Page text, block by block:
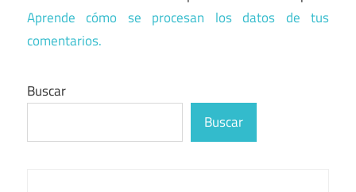
Aprende cómo se procesan los datos de tus
comentarios.
Buscar
Buscar